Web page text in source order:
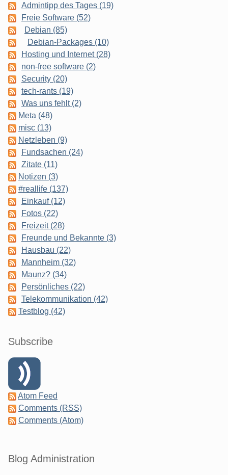
Admintipp des Tages (19)
Freie Software (52)
Debian (85)
Debian-Packages (10)
Hosting und Internet (28)
non-free software (2)
Security (20)
tech-rants (19)
Was uns fehlt (2)
Meta (48)
misc (13)
Netzleben (9)
Fundsachen (24)
Zitate (11)
Notizen (3)
#reallife (137)
Einkauf (12)
Fotos (22)
Freizeit (28)
Freunde und Bekannte (3)
Hausbau (22)
Mannheim (32)
Maunz? (34)
Persönliches (22)
Telekommunikation (42)
Testblog (42)
Subscribe
Atom Feed
Comments (RSS)
Comments (Atom)
Blog Administration